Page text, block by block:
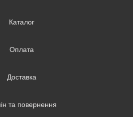
Каталог
Оплата
Доставка
та повернення